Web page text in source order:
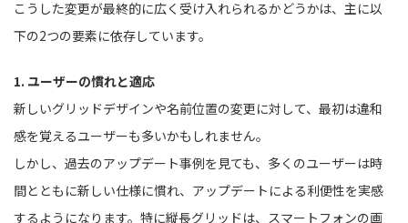
こうした変更が最終的に広く受け入れられるかどうかは、主に以
下の2つの要素に依存しています。
1. ユーザーの慣れと適応
新しいグリッドデザインや名前位置の変更に対して、最初は違和
感を覚えるユーザーも多いかもしれません。
しかし、過去のアップデート事例を見ても、多くのユーザーは時
間とともに新しい仕様に慣れ、アップデートによる利便性を実感
するようになります。特に縦長グリッドは、スマートフォンの画